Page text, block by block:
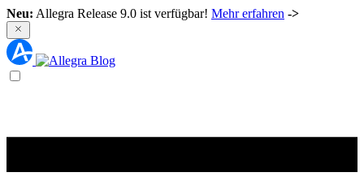
Neu: Allegra Release 9.0 ist verfügbar! Mehr erfahren ->